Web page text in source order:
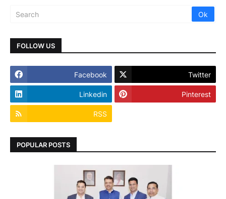
FOLLOW US
Facebook Twitter
Linkedin Pinterest
RSS
POPULAR POSTS